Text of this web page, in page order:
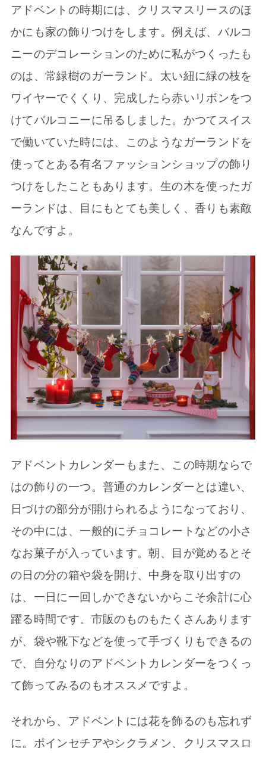
アドベントの時期には、クリスマスリースのほ
かにも家の飾りつけをします。例えば、バルコ
ニーのデコレーションのために私がつくったも
のは、常緑樹のガーランド。太い紐に緑の枝を
ワイヤーでくくり、完成したら赤いリボンをつ
けてバルコニーに吊るしました。かつてスイス
で働いていた時には、このようなガーランドを
使ってとある有名ファッションショップの飾り
つけをしたこともあります。生の木を使ったガ
ーランドは、目にもとても美しく、香りも素敵
なんですよ。
アドベントカレンダーもまた、この時期ならで
はの飾りの一つ。普通のカレンダーとは違い、
日づけの部分が開けられるようになっており、
その中には、一般的にチョコレートなどの小さ
なお菓子が入っています。朝、目が覚めるとそ
の日の分の箱や袋を開け、中身を取り出すの
は、一日に一回しかできないからこそ余計に心
躍る時間です。市販のものもたくさんあります
が、袋や靴下などを使って手づくりもできるの
で、自分なりのアドベントカレンダーをつくっ
て飾ってみるのもオススメですよ。
それから、アドベントには花を飾るのも忘れず
に。ポインセチアやシクラメン、クリスマスロ